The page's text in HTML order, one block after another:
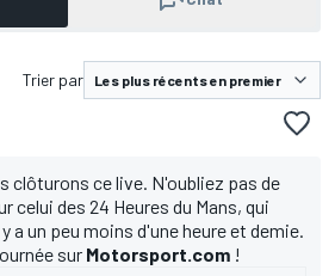
Trier par
clôturons ce live. N'oubliez pas de
celui des 24 Heures du Mans, qui
a un peu moins d'une heure et demie.
sur Motorsport.com !